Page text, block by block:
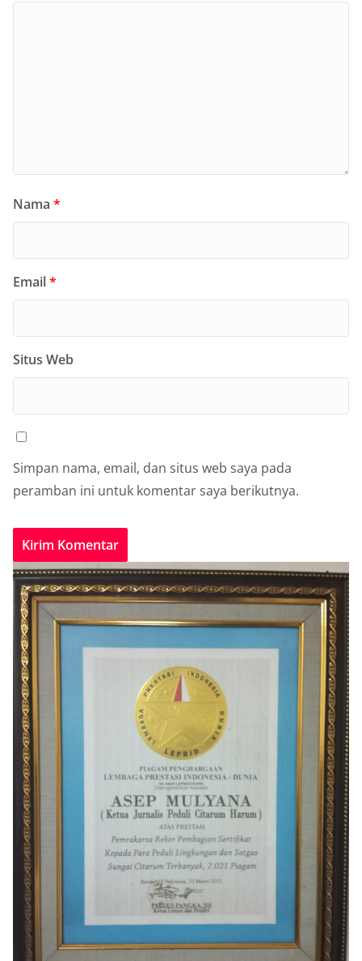
Nama *
Email*
Situs Web
Simpan nama, email, dan situs web saya pada
peramban ini untuk komentar saya berikutnya.